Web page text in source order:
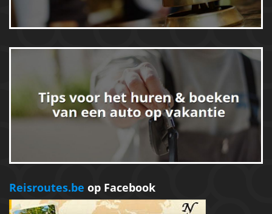
Reisroutes.be op Facebook